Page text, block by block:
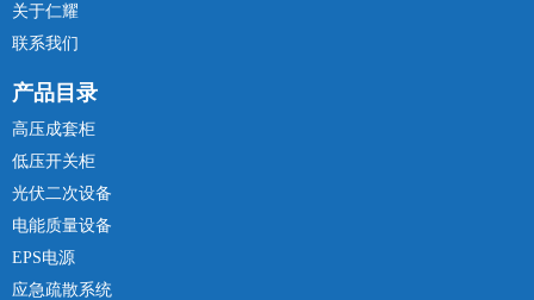
关于仁耀
联系我们
产品目录
高压成套柜
低压开关柜
光伏二次设备
电能质量设备
EPS电源
应急疏散系统